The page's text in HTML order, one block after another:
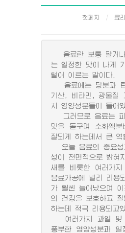
첫페지 료
음료란 보통 달거
는 일정한 맛이 나게
털어 이르는 말이다.
음료에는 당분과
기산, 비타민, 광물질
지 영양성분들이 들어
그러므로 음료는
맛을 돋구며 소화액분
잘되게 하는데서 큰 역
오늘 음료의 중요성
성이 전면적으로 밝혀
새를 비롯한 여러가지
음료가공에 널리 리용
가 훨씬 늘어났으며
의 건강을 보호하고 질
하는데 적극 리용되고
여러가지 과일 및
풍부한 영양성분과